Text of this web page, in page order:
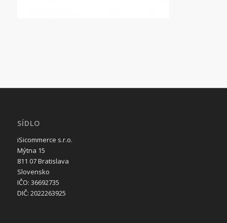
SÍDLO
iSicommerce s.r.o.
Mýtna 15
811 07 Bratislava
Slovensko
IČO: 36692735
DIČ: 2022263925